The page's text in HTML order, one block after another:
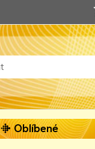
Oblíbené